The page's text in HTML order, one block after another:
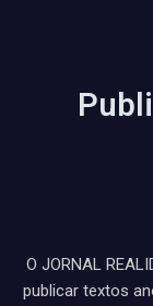
O JORNAL
publicar textos